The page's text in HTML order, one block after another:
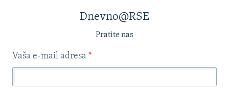
Dnevno@RSE
Pratite nas
Vaša e-mail adresa *